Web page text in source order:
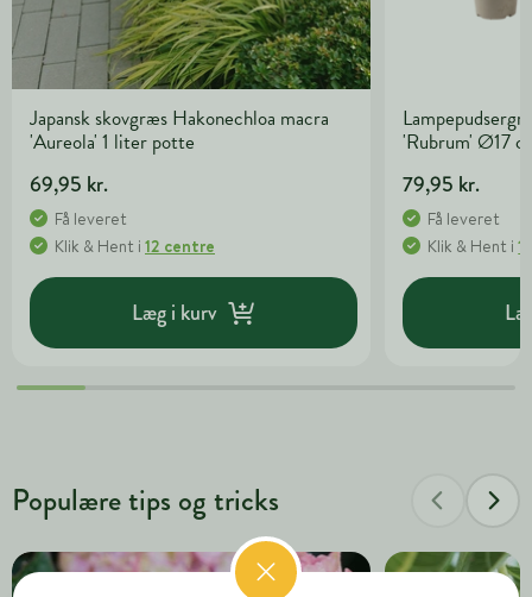
Japansk skovgræs Hakonechloa macra
'Aureola' 1 liter potte
69,95 kr.
Få leveret
Klik & Hent i 12 centre
Læg i kurv
'Rubrum' Ø17
79,95 kr.
Få leveret
Klik & Hent i
Populære tips og tricks